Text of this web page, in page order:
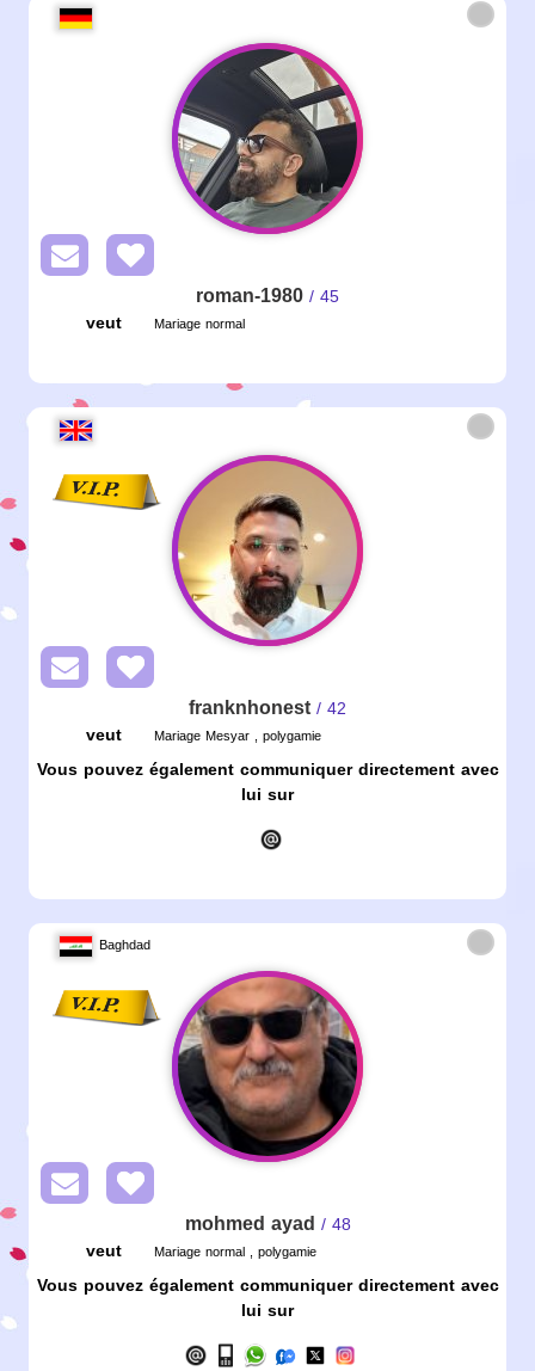
roman-1980/ 45
veut
Mariage normal
franknhonest/ 42
veut
Mariage Mesyar , polygamie
Vous pouvez également communiquer directement avec
lui sur
Baghdad
mohmed ayad / 48
veut
Mariage normal , polygamie
Vous pouvez également communiquer directement avec
lui sur